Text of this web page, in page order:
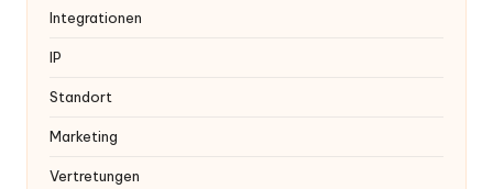
Integrationen
IP
Standort
Marketing
Vertretungen